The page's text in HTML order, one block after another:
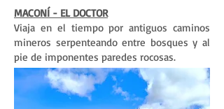
MACONÍ - EL DOCTOR
Viaja en el tiempo por antiguos caminos
mineros serpenteando entre bosques y al
pie de imponentes paredes rocosas.